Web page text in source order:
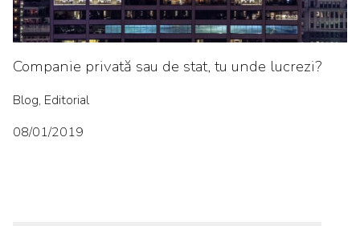
Companie privată sau de stat, tu unde lucrezi?
Blog, Editorial
08/01/2019